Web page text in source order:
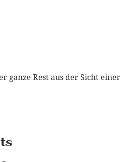
ganze Rest aus der Sicht einer